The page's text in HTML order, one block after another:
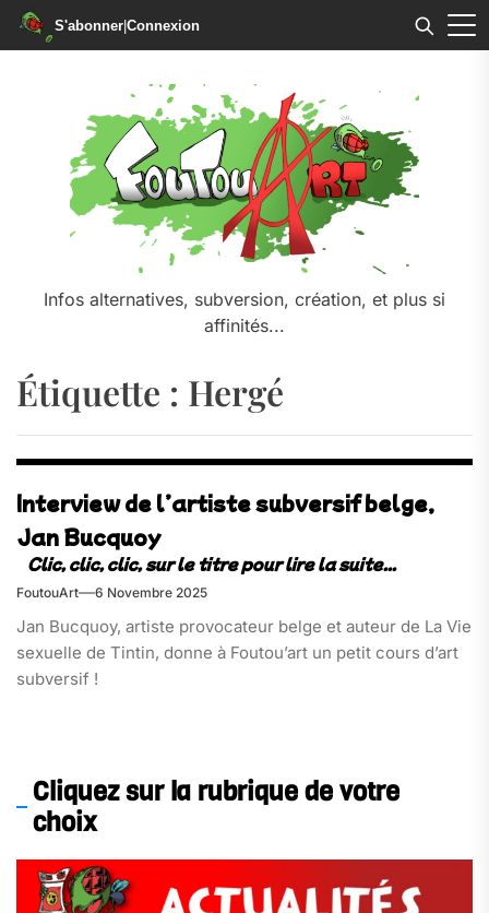
S'abonner|Connexion
Infos alternatives, subversion, création, et plus si
affinités...
Étiquette : Hergé
Interview de l’artiste subversif belge,
Jan Bucquoy
FoutouArt 6 Novembre 2025
Jan Bucquoy, artiste provocateur belge et auteur de La Vie
sexuelle de Tintin, donne à Foutou’art un petit cours d’art
subversif !
Cliquez sur la rubrique de votre
choix